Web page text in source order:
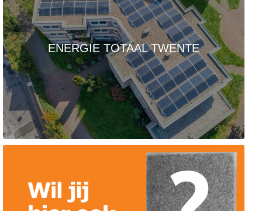
ENERGIE TOTAAL TWENTE